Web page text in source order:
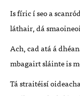
Is fíric í seo a
láthair, dá
Ach, cad atá á
mbagairt sláinte is
Tá straitéisí